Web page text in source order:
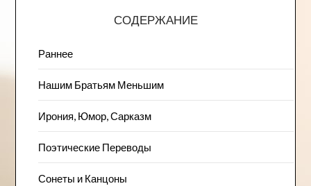
СОДЕРЖАНИЕ
Раннее
Нашим Братьям Меньшим
Ирония, Юмор, Сарказм
Поэтические Переводы
Сонеты и Канцоны